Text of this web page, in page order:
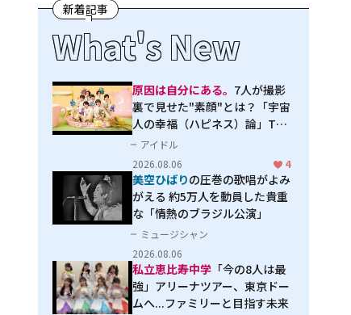
新着記事
What's New
原因は自分にある。 7人が撮影
裏で見せた"素顔"とは？「宇宙
人の幸福（ハピネス）論」THE
MAKING
アイドル
2026.08.06
4
美空ひばりの圧巻の歌唱がよみ
がえる 約5万人を動員した貴重
な「情熱のブラジル公演」
ミュージシャン
2026.08.06
私立恵比寿中学 「今の8人は最
強」アリーナツアー、東京ドー
ムへ...ファミリーと目指す未来